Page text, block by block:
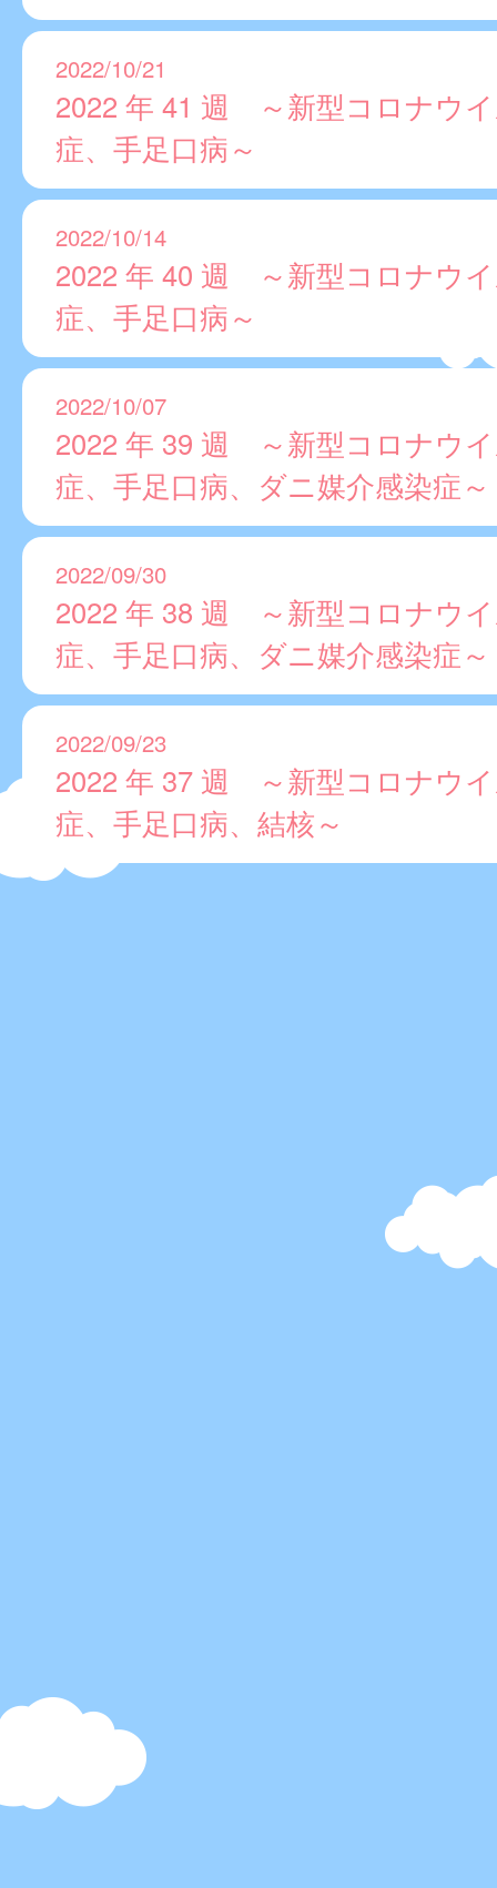
2022/10/21
2022 年 41 週 ～新型コロナウ
症、手足口病～
2022/10/14
2022 年 40 週 ～新型コロナウ
症、手足口病～
2022/10/07
2022 年 39 週 ～新型コロナウ
症、手足口病、ダニ媒介感染症～
2022/09/30
2022 年 38 週 ～新型コロナウ
症、手足口病、ダニ媒介感染症～
2022/09/23
2022 年 37 週 ～新型コロナウ
症、手足口病、結核～